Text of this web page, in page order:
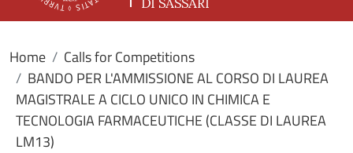
Home
Calls for Competitions
BANDO PER L'AMMISSIONE AL CORSO DI LAUREA
MAGISTRALE A CICLO UNICO IN CHIMICA E
TECNOLOGIA FARMACEUTICHE (CLASSE DI LAUREA
LM13)